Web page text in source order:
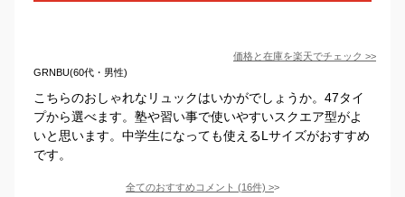
価格と在庫を楽天でチェック >>
GRNBU(60代・男性)
こちらのおしゃれなリュックはいかがでしょうか。47タイ
プから選べます。塾や習い事で使いやすいスクエア型がよ
いと思います。中学生になっても使えるLサイズがおすすめ
です。
全てのおすすめコメント (16件) >